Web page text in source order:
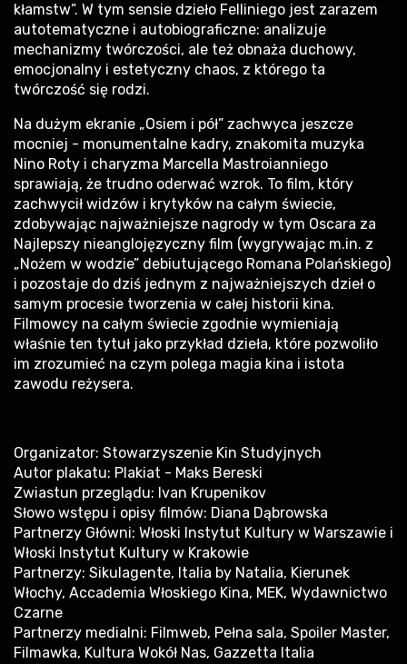
kłamstw”. W tym sensie dzieło Felliniego jest zarazem
autotematyczne i autobiograficzne: analizuje
mechanizmy twórczości, ale też obnaża duchowy,
emocjonalny i estetyczny chaos, z którego ta
twórczość się rodzi.
Na dużym ekranie „Osiem i pół” zachwyca jeszcze
mocniej - monumentalne kadry, znakomita muzyka
Nino Roty i charyzma Marcella Mastroianniego
sprawiają, że trudno oderwać wzrok. To film, który
zachwycił widzów i krytyków na całym świecie,
zdobywając najważniejsze nagrody w tym Oscara za
Najlepszy nieanglojęzyczny film (wygrywając m.in. z
„Nożem w wodzie” debiutującego Romana Polańskiego)
i pozostaje do dziś jednym z najważniejszych dzieł o
samym procesie tworzenia w całej historii kina.
Filmowcy na całym świecie zgodnie wymieniają
właśnie ten tytuł jako przykład dzieła, które pozwoliło
im zrozumieć na czym polega magia kina i istota
zawodu reżysera.
Organizator: Stowarzyszenie Kin Studyjnych
Autor plakatu: Plakiat - Maks Bereski
Zwiastun przeglądu: Ivan Krupenikov
Słowo wstępu i opisy filmów: Diana Dąbrowska
Partnerzy Główni: Włoski Instytut Kultury w Warszawie i
Włoski Instytut Kultury w Krakowie
Partnerzy: Sikulagente, Italia by Natalia, Kierunek
Włochy, Accademia Włoskiego Kina, MEK, Wydawnictwo
Czarne
Partnerzy medialni: Filmweb, Pełna sala, Spoiler Master,
Filmawka, Kultura Wokół Nas, Gazzetta Italia